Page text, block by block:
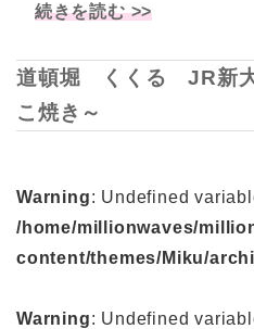
続きを読む >>
道頓堀 くくる JR新
こ焼き～
Warning: Undefined
/home/millionwaves/
content/themes/Miku/
Warning: Undefined